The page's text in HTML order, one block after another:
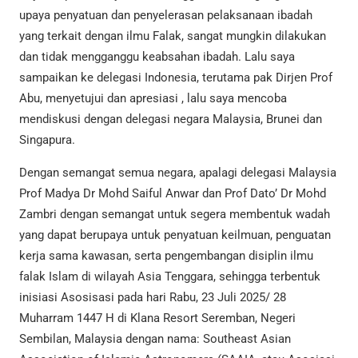
upaya penyatuan dan penyelerasan pelaksanaan ibadah
yang terkait dengan ilmu Falak, sangat mungkin dilakukan
dan tidak mengganggu keabsahan ibadah. Lalu saya
sampaikan ke delegasi Indonesia, terutama pak Dirjen Prof
Abu, menyetujui dan apresiasi , lalu saya mencoba
mendiskusi dengan delegasi negara Malaysia, Brunei dan
Singapura.
Dengan semangat semua negara, apalagi delegasi Malaysia
Prof Madya Dr Mohd Saiful Anwar dan Prof Dato’ Dr Mohd
Zambri dengan semangat untuk segera membentuk wadah
yang dapat berupaya untuk penyatuan keilmuan, penguatan
kerja sama kawasan, serta pengembangan disiplin ilmu
falak Islam di wilayah Asia Tenggara, sehingga terbentuk
inisiasi Asosisasi pada hari Rabu, 23 Juli 2025/ 28
Muharram 1447 H di Klana Resort Seremban, Negeri
Sembilan, Malaysia dengan nama: Southeast Asian